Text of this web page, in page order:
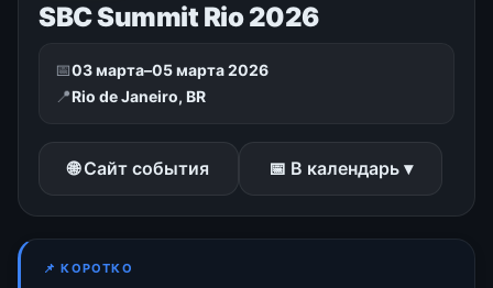
SBC Summit Rio 2026
📅03 марта–05 марта 2026
📍Rio de Janeiro, BR
🌐 Сайт события 📅 В календарь ▾
📌 КОРОТКО